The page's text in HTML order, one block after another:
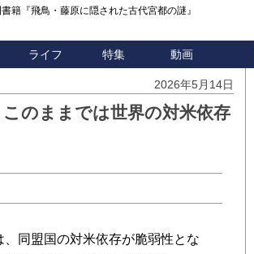
籍『飛鳥・藤原に隠された古代宮都の謎』
ライフ 特集 動画
2026年5月14日
のままでは世界の対米依存
同盟国の対米依存が脆弱性とな